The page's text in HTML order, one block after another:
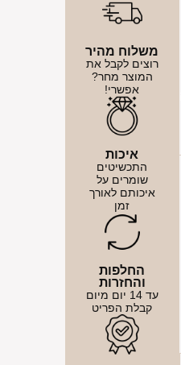
משלוח מהיר
רוצים לקבל את
המוצר מחר?
אפשרי!
איכות
התכשיטים
שומרים על
איכותם לאורך
זמן
החלפות
והחזרות
עד 14 יום מיום
קבלת הפריט